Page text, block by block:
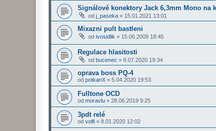
Signálové konektory Jack 6,3mm Mono na
od j_paseka » 15.01.2021 13:01
Mixazni pult bastleni
od ivosidlik » 15.06.2009 18:45
Regulace hlasitosti
od bucenec » 8.07.2020 19:34
oprava boss PQ-4
od potkanX » 5.04.2020 19:53
Fulltone OCD
od moravlu » 28.06.2019 9:25
3pdt relé
od volfi » 8.01.2020 12:02